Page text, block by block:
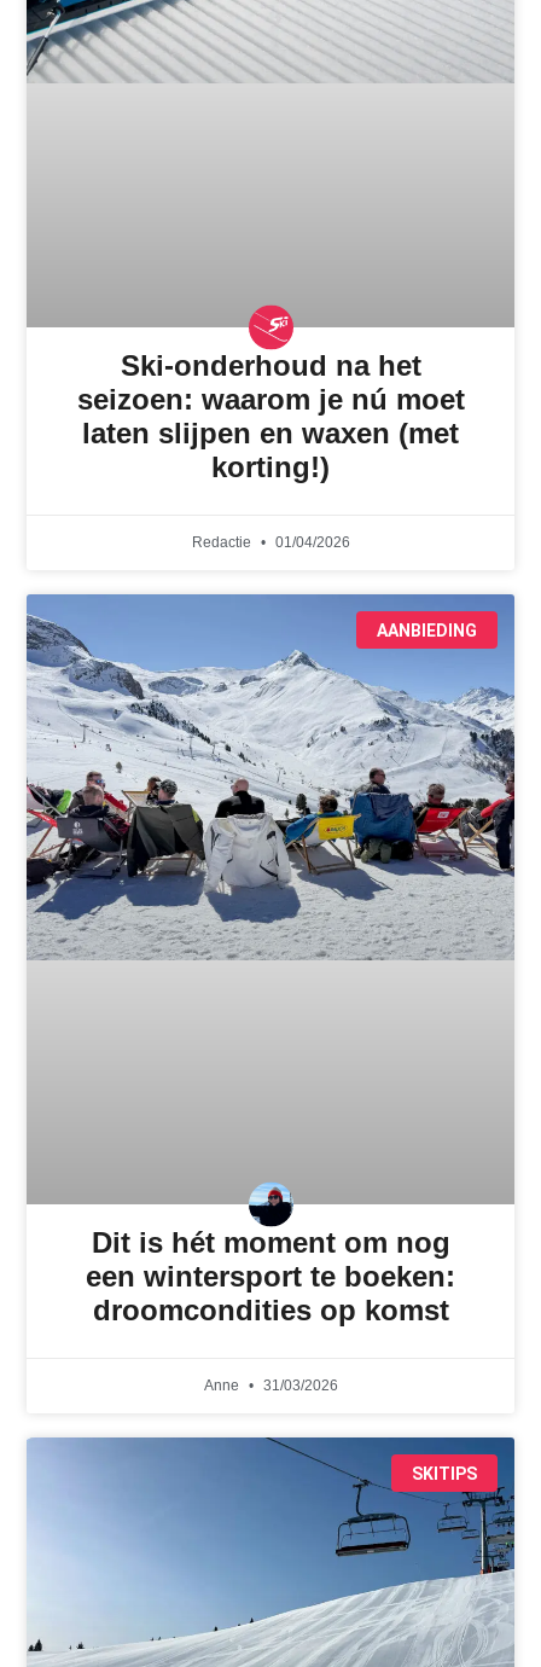
Ski-onderhoud na het
seizoen: waarom je nú moet
laten slijpen en waxen (met
korting!)
Redactie 01/04/2026
AANBIEDING
Dit is hét moment om nog
een wintersport te boeken:
droomcondities op komst
Anne 31/03/2026
SKITIPS